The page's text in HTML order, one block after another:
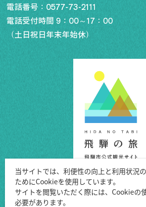
行きたいリスト
アクセス
飛騨市の６つの魅力
ひだじまん図鑑
交通機関・道路情報
電話番号： 0577-73-2111
電話受付時間 9：00～17：00
（土日祝日年末年始休）
Copyright ©Hida
当サイトでは、利便性の向上と利用状況
ためにCookieを使用しています。
サイトを閲覧いただく際には、Cookieの
必要があります。